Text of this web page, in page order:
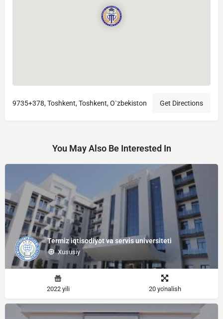
9735+378, Тоshkent, Toshkent, O`zbekiston Get Directions
You May Also Be Interested In
Termiz iqtisodiyot va servis universiteti
Xususiy
2022 yili 20 yo'nalish